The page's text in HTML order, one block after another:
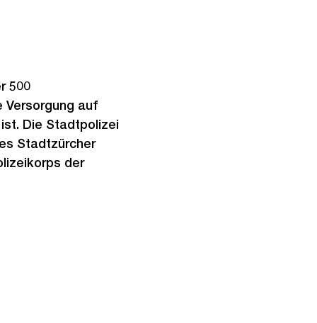
500
Versorgung auf
Die Stadtpolizei
Stadtzürcher
der